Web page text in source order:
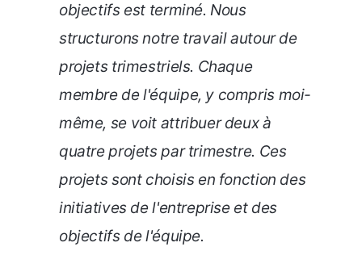
objectifs est terminé. Nous
structurons notre travail autour de
projets trimestriels. Chaque
membre de l'équipe, y compris moi-
même, se voit attribuer deux à
quatre projets par trimestre. Ces
projets sont choisis en fonction des
initiatives de l'entreprise et des
objectifs de l'équipe.